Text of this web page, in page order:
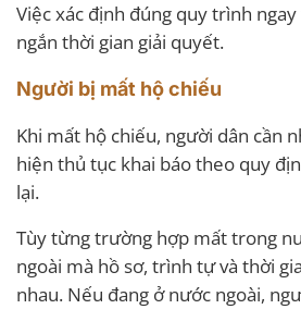
Việc xác định đúng quy trình
ngắn thời gian giải quyết.
Người bị mất hộ chiếu
Khi mất hộ chiếu, người dân cần
hiện thủ tục khai báo theo quy
lại.
Tùy từng trường hợp mất trong
ngoài mà hồ sơ, trình tự và thời
nhau. Nếu đang ở nước ngoài,